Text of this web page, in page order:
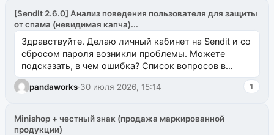
[SendIt 2.6.0] Анализ поведения пользователя для защиты
от спама (невидимая капча)...
Здравствуйте. Делаю личный кабинет на Sendit и со
сбросом пароля возникли проблемы. Можете
подсказать, в чем ошибка? Список вопросов в
одноименном разделе на modx.pro пока пуст, и,...
pandaworks·30 июля 2026, 15:14 1
Minishop + честный знак (продажа маркированной
продукции)